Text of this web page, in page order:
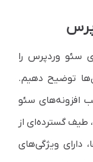
سئو وردپرس را
توضیح دهیم.
افزونه‌های سئو
طیف گسترده‌ای از
دارای ویژگی‌های